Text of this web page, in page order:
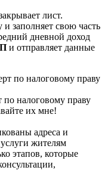
лист.
и заполняет свою часть
дневной доход
и отправляет данные
налоговому праву
их мне!
адреса и
жителям
этапов, которые